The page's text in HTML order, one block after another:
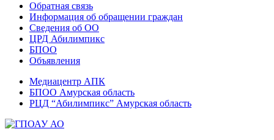
Обратная связь
Информация об обращении граждан
Сведения об ОО
ЦРД Абилимпикс
БПОО
Объявления
Медиацентр АПК
БПОО Амурская область
РЦД “Абилимпикс” Амурская область